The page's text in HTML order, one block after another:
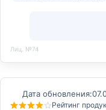
Лиц. №74
Дата обновления:
Рейтинг